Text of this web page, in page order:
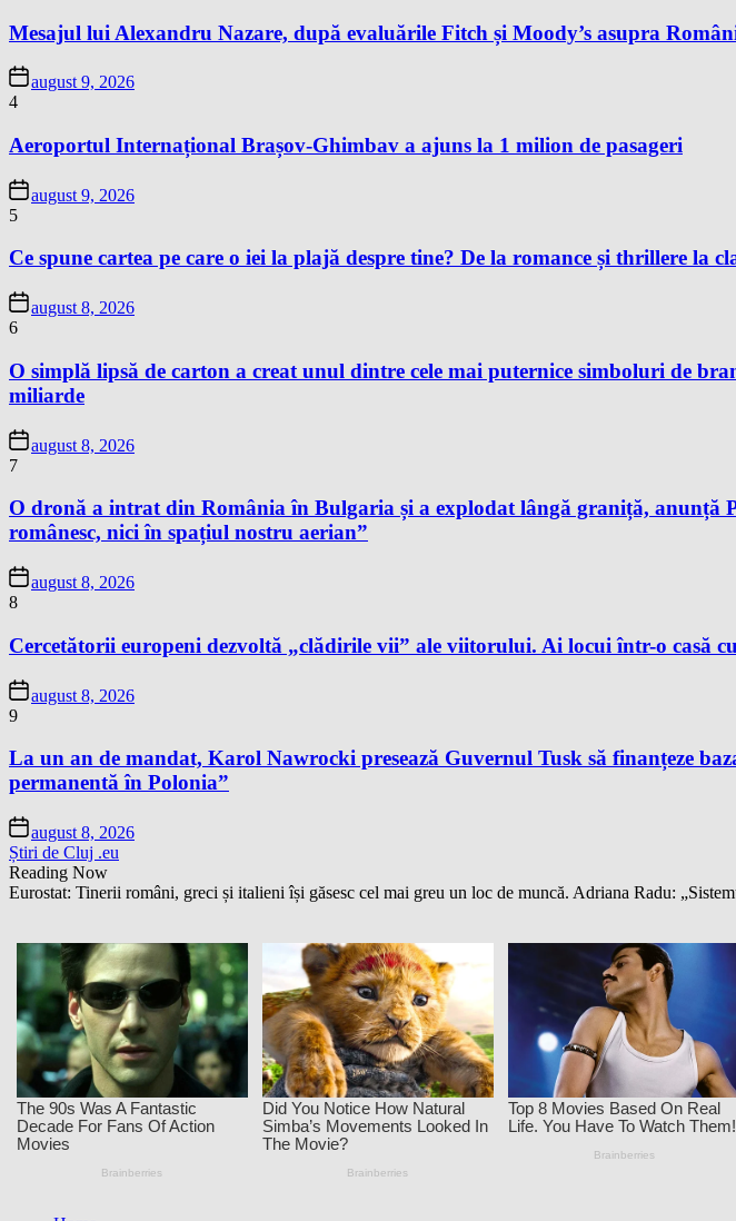
Mesajul lui Alexandru Nazare, după evaluările Fitch și Moody’s asupra
august 9, 2026
4
Aeroportul Internațional Brașov-Ghimbav a ajuns la 1 milion de pasageri
august 9, 2026
5
Ce spune cartea pe care o iei la plajă despre tine? De la romance și thrillere la
august 8, 2026
6
O simplă lipsă de carton a creat unul dintre cele mai puternice simboluri de
miliarde
august 8, 2026
7
O dronă a intrat din România în Bulgaria și a explodat lângă graniță, anunță
românesc, nici în spațiul nostru aerian”
august 8, 2026
8
Cercetătorii europeni dezvoltă „clădirile vii” ale viitorului. Ai locui într-o casă
august 8, 2026
9
La un an de mandat, Karol Nawrocki presează Guvernul Tusk să finanțeze
permanentă în Polonia”
august 8, 2026
Știri de Cluj .eu
Reading Now
Eurostat: Tinerii români, greci și italieni își găsesc cel mai greu un loc de muncă. Adriana Radu: